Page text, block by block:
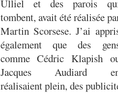
Ulliel et des parois
tombent, avait été réalisée
Martin Scorsese. J’ai
également que des
comme Cédric Klapish
Jacques Audiard
réalisaient plein, des